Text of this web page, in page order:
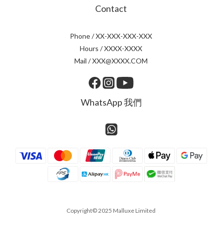
Contact
Phone / XX-XXX-XXX-XXX
Hours / XXXX-XXXX
Mail / XXX@XXXX.COM
WhatsApp 我們
Copyright© 2025 Malluxe Limited